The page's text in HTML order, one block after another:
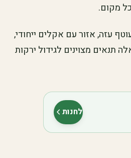
מקום.
עזה, אזור עם אקלים ייחודי,
תנאים מצוינים לגידול ירקות
לחנות(נפתח בלשונית